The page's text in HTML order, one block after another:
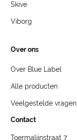
Skive
Viborg
Over ons
Over Blue Label
Alle producten
Veelgestelde vragen
Contact
Toermalijnstraat 7